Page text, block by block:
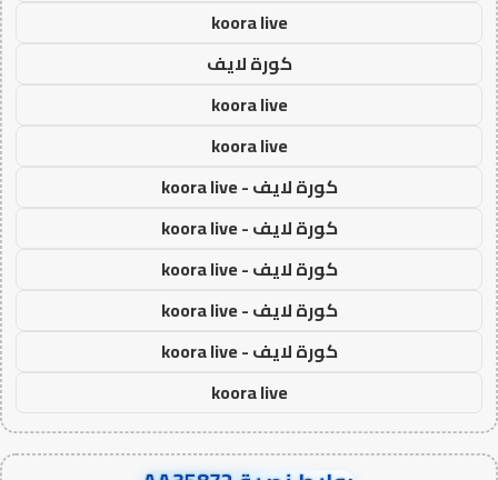
koora live
كورة لايف
koora live
koora live
كورة لايف - koora live
كورة لايف - koora live
كورة لايف - koora live
كورة لايف - koora live
كورة لايف - koora live
koora live